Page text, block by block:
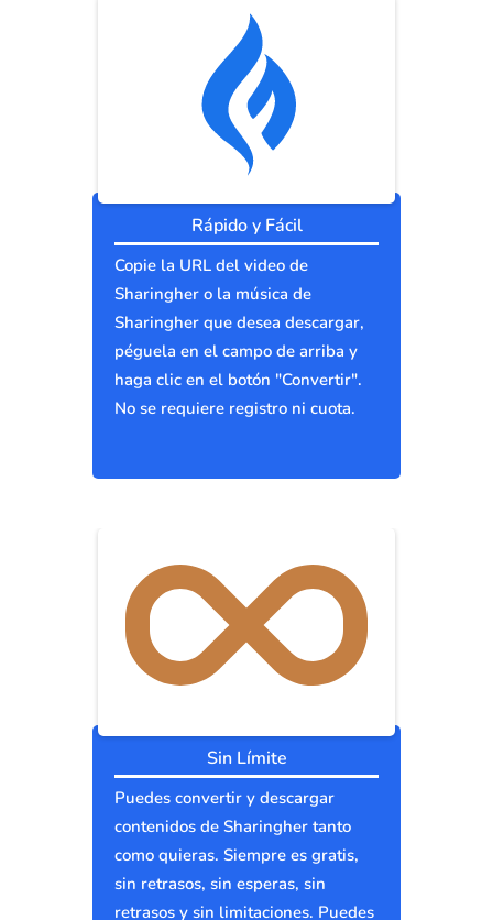
Rápido y Fácil
Copie la URL del video de
Sharingher o la música de
Sharingher que desea descargar,
péguela en el campo de arriba y
haga clic en el botón "Convertir".
No se requiere registro ni cuota.
Sin Límite
Puedes convertir y descargar
contenidos de Sharingher tanto
como quieras. Siempre es gratis,
sin retrasos, sin esperas, sin
retrasos y sin limitaciones. Puedes